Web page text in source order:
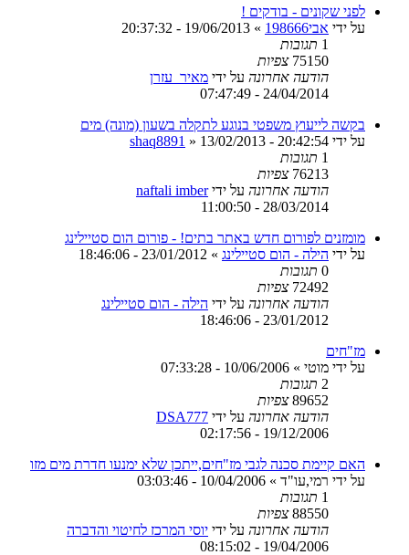
לפני שקונים - בודקים !
על ידי אבי198666 »
19/06/2013 - 20:37:32
1 תגובות
75150 צפיות
הודעה אחרונה על ידי מאיר_עזרן
24/04/2014 - 07:47:49
בקשה לייעוץ משפטי בנוגע לתקלה בשעון (מונה) מים
על ידי
shaq8891 » 13/02/2013 - 20:42:54
1 תגובות
76213 צפיות
הודעה אחרונה על ידיnaftali imber
28/03/2014 - 11:00:50
מומזנים לפורום חדש באתר בתים! - פורום הום סטיילינג
על ידי הילה - הום סטיילינג »
23/01/2012 - 18:46:06
0 תגובות
72492 צפיות
הודעה אחרונה על ידי הילה - הום סטיילינג
23/01/2012 - 18:46:06
מז"חים
על ידי מוטי »
10/06/2006 - 07:33:28
2 תגובות
89652 צפיות
הודעה אחרונה על ידי DSA777
19/12/2006 - 02:17:56
האם קיימת סכנה לגבי מז"חים,ייתכן שלא ימנעו חדרת מים מזו
על ידי רמי,עו"ד »
10/04/2006 - 03:03:46
1 תגובות
88550 צפיות
הודעה אחרונה על ידי יוסי המרכז לחיטוי והדברה
19/04/2006 - 08:15:02